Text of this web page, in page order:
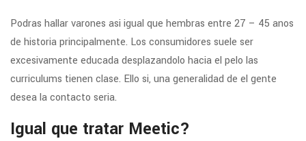
Podras hallar varones asi­ igual que hembras entre 27 – 45 anos
de historia principalmente. Los consumidores suele ser
excesivamente educada desplazandolo hacia el pelo las
curriculums tienen clase. Ello si, una generalidad de el gente
desea la contacto seria.
Igual que tratar Meetic?